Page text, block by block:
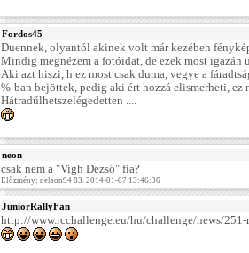
Fordos45
Duennek, olyantól akinek volt már kezében
Mindig megnézem a fotóidat, de ezek most igazán
Aki azt hiszi, h ez most csak duma, vegye a
%-ban bejöttek, pedig aki ért hozzá elismerheti, ez
Hátradűlhetszelégedetten ....
neon
csak nem a "Vigh Dezső" fia?
Előzmény: nelson94 83. 2014-01-07 13:46:36
JuniorRallyFan
http://www.rcchallenge.eu/hu/challenge/news/